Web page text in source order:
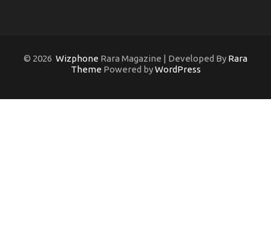
© 2026 Wizphone Rara Magazine | Developed By Rara
Theme Powered byWordPress